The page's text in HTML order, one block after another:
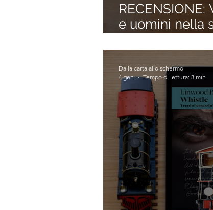
e uomini nella
Dalla carta allo schermo
4 gen
Tempo di lettura: 3 min